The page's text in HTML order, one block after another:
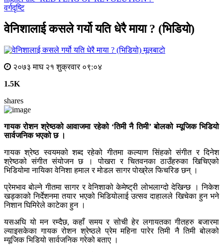
वर्गदृष्टि
वेनिशालाई कसले गर्यो यति धेरै माया ? (भिडियो)
मूलबाटाे
२०७३ माघ २१ शुक्रवार ०९:०४
1.5K
shares
गायक रोशन श्रेष्ठको आवाजमा रहेको ‘तिमी नै तिमी’ बोलको म्यूजिक भिडियो
सार्वजनिक भएको छ ।
गायक श्रेष्ठ स्वयमको शब्द रहेको गीतमा कल्याण सिंहको संगीत र दिनेश
श्रेष्ठको संगीत संयोजन छ । पोखरा र चितवनका ठाउँहरुका खिचिएको
भिडियोमा नायिका वेनिशा हमाल र मोडल सागर पोख्रेल फिचरिङ छन् ।
प्रेमभाव बोल्ने गीतमा सागर र वेनिशाको केमेष्ट्री लोभलाग्दो देखिन्छ । निकेश
खड्काको निर्देशनमा तयार भएको भिडियोलाई उत्सव दाहालले खिचेका हुन भने
निशान घिमिरेले काटेका हुन ।
यसअघि यो मन रम्दैछ, कहाँ समय र सोची हेर लगायतका गीतहरु बजारमा
ल्याइसकेका गायक रोशन श्रेष्ठले प्रेम महिना पारेर तिमी नै तिमी बोलको
म्यूजिक भिडियो सार्वजनिक गरेको बताए ।